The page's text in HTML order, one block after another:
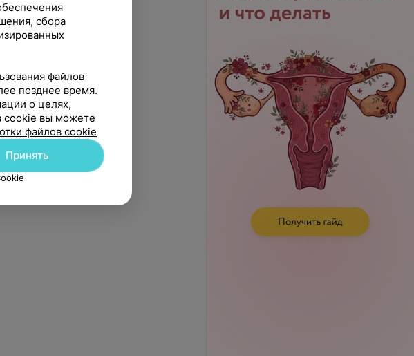
сбора
файлов
позднее время.
о целях,
cookie вы можете
файлов cookie
Принять